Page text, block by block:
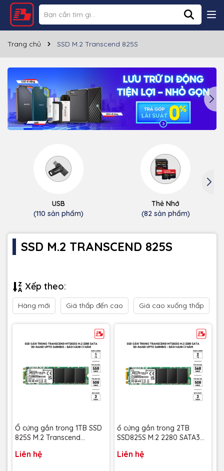
Trang chủ SSD M.2 Transcend 825S
USB
(110 sản phẩm)
Thẻ Nhớ
(82 sản phẩm)
SSD M.2 TRANSCEND 825S
Xếp theo:
Hàng mới Giá thấp đến cao Giá cao xuống thấp
Ổ cứng gắn trong 1TB SSD
825S M.2 Transcend
năm
Liên hệ
ổ cứng gắn trong 2TB
SSD825S M.2 2280 SATA3
560/500MB/s) - Bảo hành
Liên hệ